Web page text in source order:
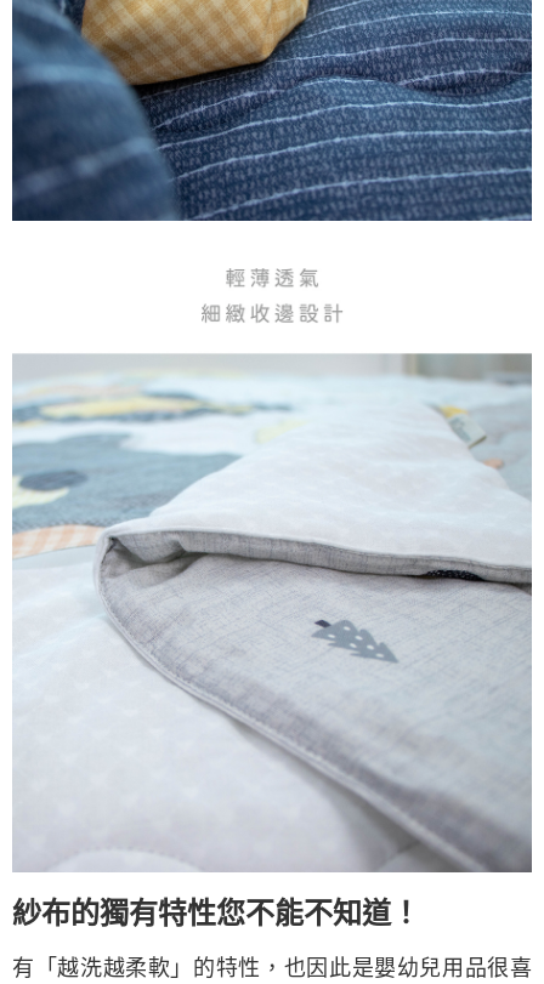
紗布的獨有特性您不能不知道！
有「越洗越柔軟」的特性，也因此是嬰幼兒用品很喜